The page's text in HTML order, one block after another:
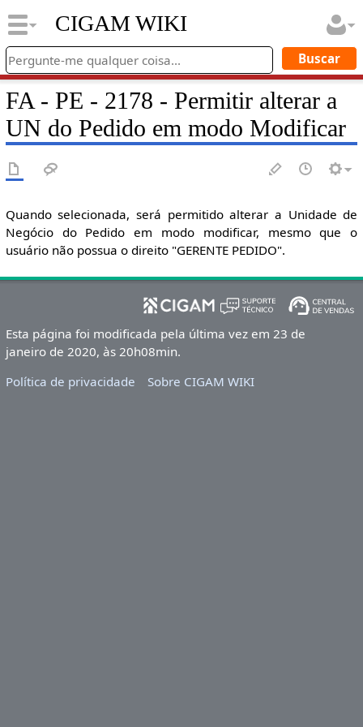
CIGAM WIKI
FA - PE - 2178 - Permitir alterar a
UN do Pedido em modo Modificar
Quando selecionada, será permitido alterar a Unidade de
Negócio do Pedido em modo modificar, mesmo que o
usuário não possua o direito "GERENTE PEDIDO".
Esta página foi modificada pela última vez em 23 de
janeiro de 2020, às 20h08min.
Política de privacidade
Sobre CIGAM WIKI